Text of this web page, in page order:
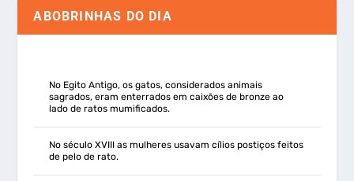
ABOBRINHAS DO DIA
No Egito Antigo, os gatos, considerados animais
sagrados, eram enterrados em caixões de bronze ao
lado de ratos mumificados.
No século XVIII as mulheres usavam cílios postiços feitos
de pelo de rato.